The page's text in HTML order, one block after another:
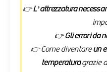
👉L’attrezzatura
👉Gli errori da
👉 Come diventareun
temperaturagrazie